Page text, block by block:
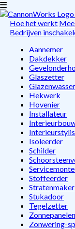
Hoe het werkt
Bedrijven
Aannemer
Dakdekker
Glaszetter
Glazenwasser
Hekwerk
Hovenier
Installateur
Isoleerder
Schilder
Stoffeerder
Stratenmaker
Stukadoor
Tegelzetter
Zonnepanelen
Zonwering-